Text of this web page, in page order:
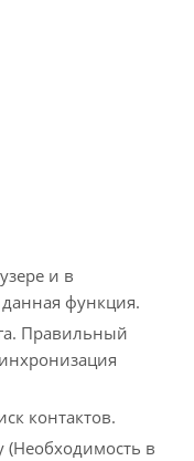
и в
функция.
Правильный
контактов.
(Необходимость в